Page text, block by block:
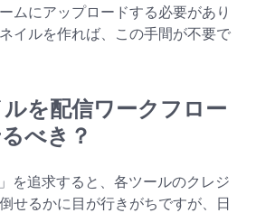
ムにアップロードする必要があり
イルを作れば、この手間が不要で
を配信ワークフロー
べき？
を追求すると、各ツールのクレジ
せるかに目が行きがちですが、日